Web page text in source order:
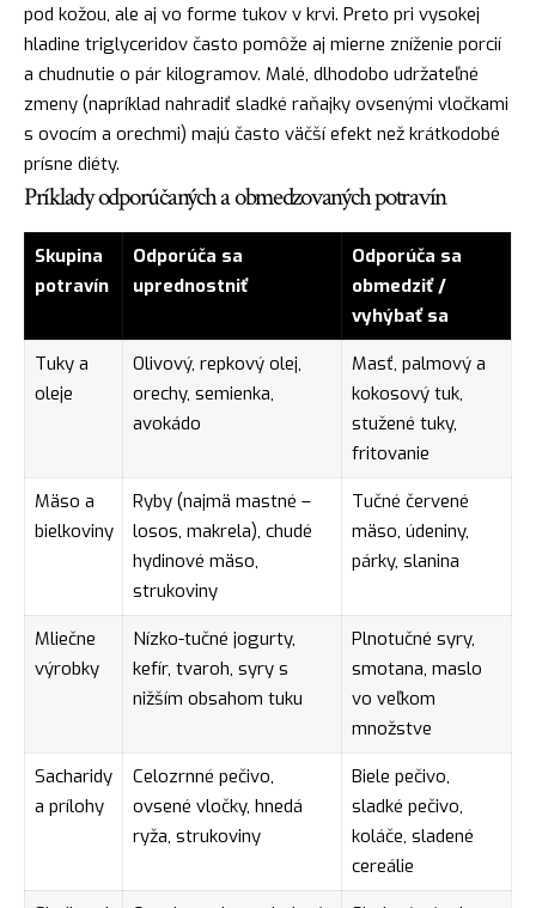
pod kožou, ale aj vo forme tukov v krvi. Preto pri vysokej
hladine triglyceridov často pomôže aj mierne zníženie porcií
a chudnutie o pár kilogramov. Malé, dlhodobo udržateľné
zmeny (napríklad nahradiť sladké raňajky ovsenými vločkami
s ovocím a orechmi) majú často väčší efekt než krátkodobé
prísne diéty.
Príklady odporúčaných a obmedzovaných potravín
Skupina
potravín
Odporúča sa
uprednostniť
Odporúča sa
obmedziť /
vyhýbať sa
Tuky a
oleje
Olivový, repkový olej,
orechy, semienka,
avokádo
Masť, palmový a
kokosový tuk,
stužené tuky,
fritovanie
Mäso a
bielkoviny
Ryby (najmä mastné –
losos, makrela), chudé
hydinové mäso,
strukoviny
Tučné červené
mäso, údeniny,
párky, slanina
Mliečne
výrobky
Nízko-tučné jogurty,
kefír, tvaroh, syry s
nižším obsahom tuku
Plnotučné syry,
smotana, maslo
vo veľkom
množstve
Sacharidy
a prílohy
Celozrnné pečivo,
ovsené vločky, hnedá
ryža, strukoviny
Biele pečivo,
sladké pečivo,
koláče, sladené
cereálie